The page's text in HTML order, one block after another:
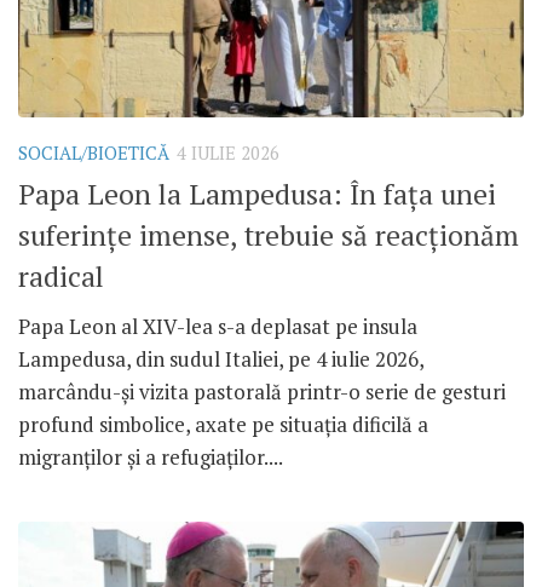
SOCIAL/BIOETICĂ 4 IULIE 2026
Papa Leon la Lampedusa: În fața unei
suferințe imense, trebuie să reacționăm
radical
Papa Leon al XIV-lea s-a deplasat pe insula
Lampedusa, din sudul Italiei, pe 4 iulie 2026,
marcându-și vizita pastorală printr-o serie de gesturi
profund simbolice, axate pe situația dificilă a
migranților și a refugiaților....